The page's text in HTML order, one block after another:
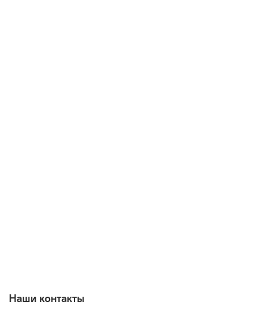
Наши контакты